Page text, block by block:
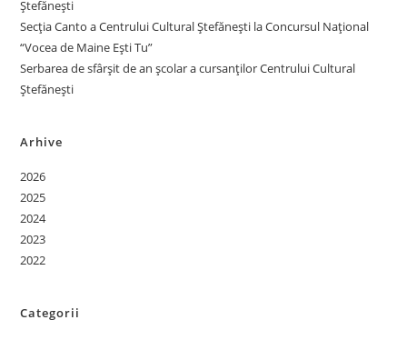
Ștefănești
Secția Canto a Centrului Cultural Ștefănești la Concursul Național
“Vocea de Maine Ești Tu”
Serbarea de sfârșit de an școlar a cursanților Centrului Cultural
Ștefănești
Arhive
2026
2025
2024
2023
2022
Categorii